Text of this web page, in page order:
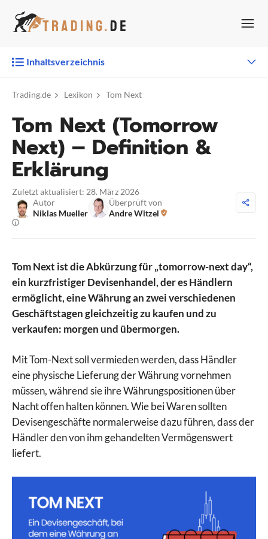
Inhalt
Inhaltsverzeichnis
Trading.de Lexikon Tom Next
Tom Next (Tomorrow
Next) – Definition &
Erklärung
Zuletzt aktualisiert: 28. März 2026
Autor
Niklas Mueller
Überprüft von
Andre Witzel
Tom Next ist die Abkürzung für „tomorrow-next day“,
ein kurzfristiger Devisenhandel, der es Händlern
ermöglicht, eine Währung an zwei verschiedenen
Geschäftstagen gleichzeitig zu kaufen und zu
verkaufen: morgen und übermorgen.
Mit Tom-Next soll vermieden werden, dass Händler
eine physische Lieferung der Währung vornehmen
müssen, während sie ihre Währungspositionen über
Nacht offen halten können. Wie bei Waren sollten
Devisengeschäfte normalerweise dazu führen, dass der
Händler den von ihm gehandelten Vermögenswert
liefert.